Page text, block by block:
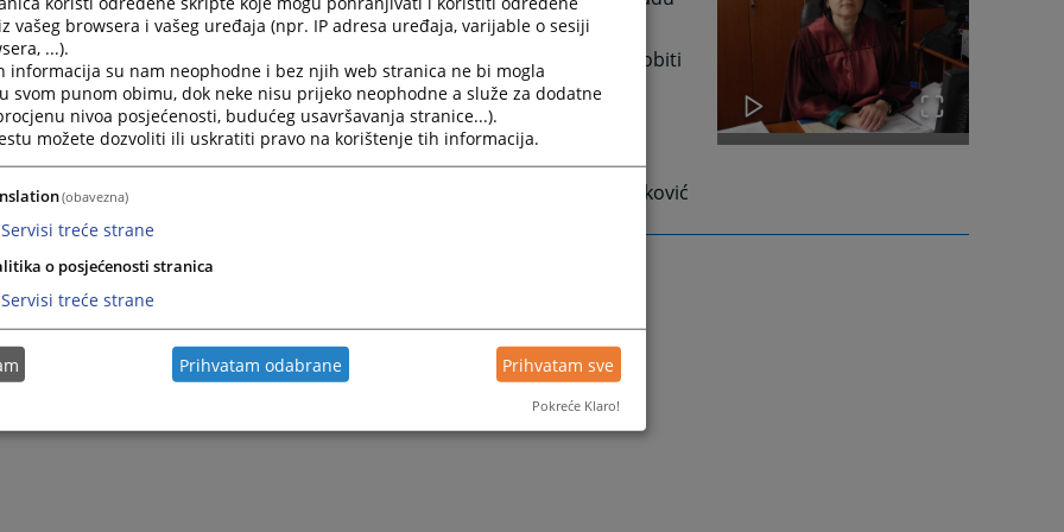
se da ćete ovim putem zadovoljiti Vaše potrebe za informacijama, te dobiti
sliku o našim uslugama.
SUDA
Jasmina Miljković
vašeg browsera i vašeg uređaja (npr. IP adresa uređaja, varijable o sesiji
...).
informacija su nam neophodne i bez njih web stranica ne bi mogla
svom punom obimu, dok neke nisu prijeko neophodne a služe za dodatne
nivoa posjećenosti, budućeg usavršavanja stranice...).
možete dozvoliti ili uskratiti pravo na korištenje tih informacija.
(obavezna)
Servisi treće strane
o posjećenosti stranica
Servisi treće strane
Prihvatam odabrane Prihvatam sve
Pokreće Klaro!